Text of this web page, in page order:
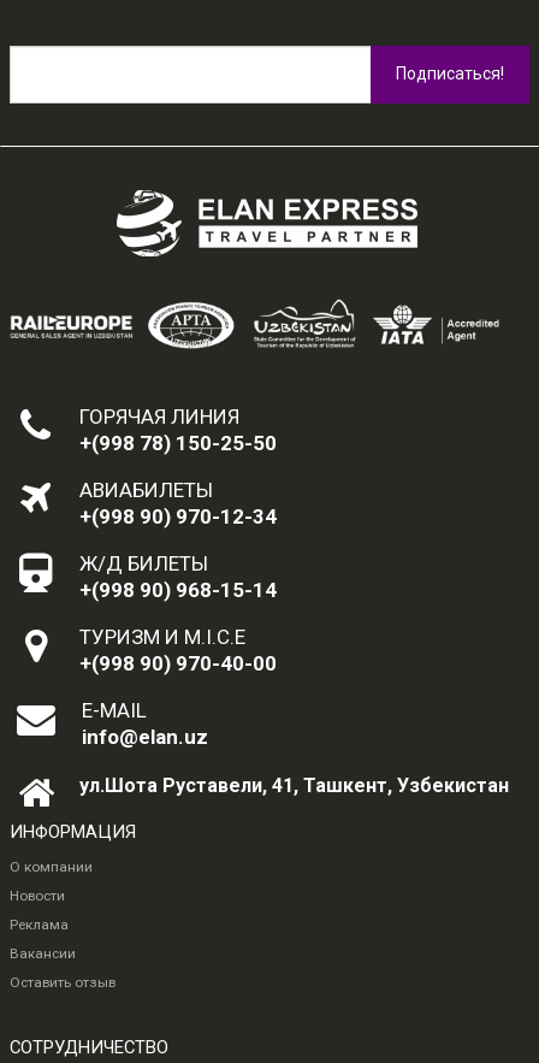
ГОРЯЧАЯ ЛИНИЯ
+(998 78) 150-25-50
АВИАБИЛЕТЫ
+(998 90) 970-12-34
Ж/Д БИЛЕТЫ
+(998 90) 968-15-14
ТУРИЗМ И M.I.C.E
+(998 90) 970-40-00
E-MAIL
info@elan.uz
ул.Шота Руставели, 41, Ташкент, Узбекистан
ИНФОРМАЦИЯ
О компании
Новости
Реклама
Вакансии
Оставить отзыв
СОТРУДНИЧЕСТВО